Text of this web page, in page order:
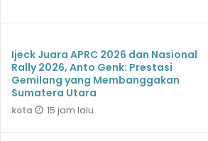
Ijeck Juara APRC 2026 dan Nasional
Rally 2026, Anto Genk: Prestasi
Gemilang yang Membanggakan
Sumatera Utara
kota 15 jam lalu